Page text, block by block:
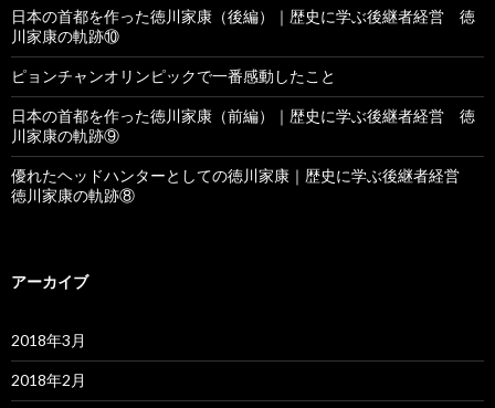
日本の首都を作った徳川家康（後編）｜歴史に学ぶ後継者経営 徳
川家康の軌跡⑩
ピョンチャンオリンピックで一番感動したこと
日本の首都を作った徳川家康（前編）｜歴史に学ぶ後継者経営 徳
川家康の軌跡⑨
優れたヘッドハンターとしての徳川家康｜歴史に学ぶ後継者経営
徳川家康の軌跡⑧
アーカイブ
2018年3月
2018年2月